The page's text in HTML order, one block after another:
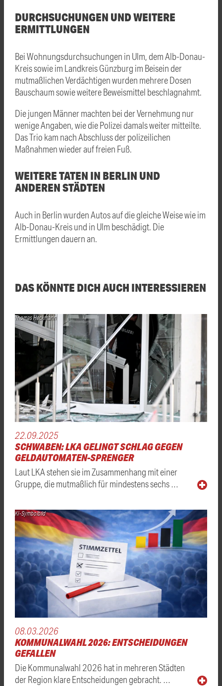
DURCHSUCHUNGEN UND WEITERE
ERMITTLUNGEN
Bei Wohnungsdurchsuchungen in Ulm, dem Alb-Donau-
Kreis sowie im Landkreis Günzburg im Beisein der
mutmaßlichen Verdächtigen wurden mehrere Dosen
Bauschaum sowie weitere Beweismittel beschlagnahmt.
Die jungen Männer machten bei der Vernehmung nur
wenige Angaben, wie die Polizei damals weiter mitteilte.
Das Trio kam nach Abschluss der polizeilichen
Maßnahmen wieder auf freien Fuß.
WEITERE TATEN IN BERLIN UND
ANDEREN STÄDTEN
Auch in Berlin wurden Autos auf die gleiche Weise wie im
Alb-Donau-Kreis und in Ulm beschädigt. Die
Ermittlungen dauern an.
DAS KÖNNTE DICH AUCH INTERESSIEREN
Thomas Heckmann
22.09.2025
SCHWABEN: LKA GELINGT SCHLAG GEGEN
GELDAUTOMATEN-SPRENGER
Laut LKA stehen sie im Zusammenhang mit einer
Gruppe, die mutmaßlich für mindestens sechs …
KI-Symbolbild
08.03.2026
KOMMUNALWAHL 2026: ENTSCHEIDUNGEN
GEFALLEN
Die Kommunalwahl 2026 hat in mehreren Städten
der Region klare Entscheidungen gebracht. …